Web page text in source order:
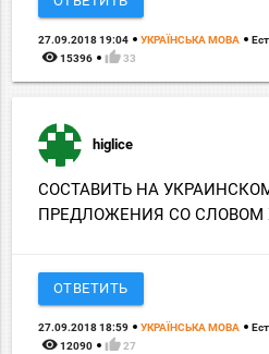
27.09.2018 19:04 УКРАЇНСЬКА МОВА
remove_red_eye 15396 thumb_up 33
higlice
СОСТАВИТЬ НА
ПРЕДЛОЖЕНИЯ СО СЛОВОМ
ОТВЕТИТЬ
27.09.2018 18:59 УКРАЇНСЬКА МОВА
remove_red_eye 12090 thumb_up 27